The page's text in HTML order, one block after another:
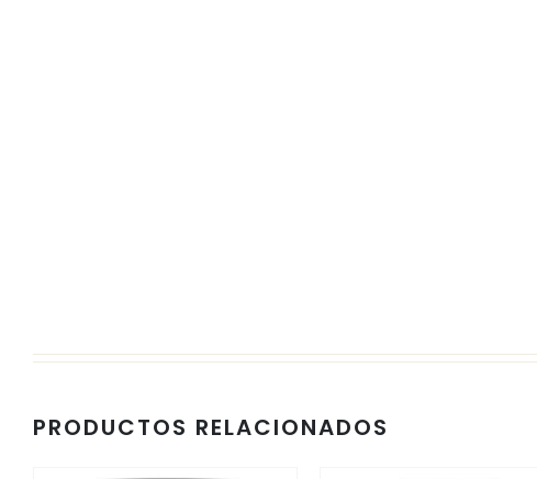
PRODUCTOS RELACIONADOS